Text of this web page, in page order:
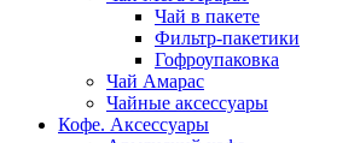
Чай в пакете
Фильтр-пакетики
Гофроупаковка
Чай Амарас
Чайные аксессуары
Кофе. Аксессуары